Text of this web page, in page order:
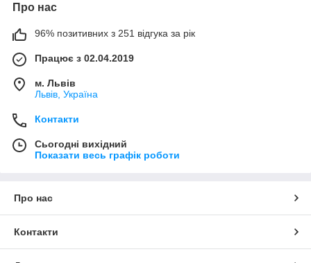
Про нас
96% позитивних з 251 відгука за рік
Працює з 02.04.2019
м. Львів
Львів, Україна
Контакти
Сьогодні вихідний
Показати весь графік роботи
Про нас
Контакти